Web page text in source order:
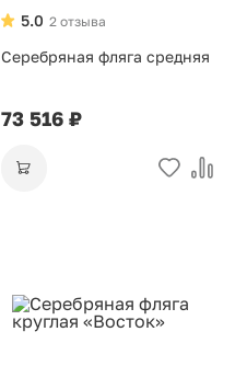
2 отзыва
5.0
Серебряная фляга средняя
73 516 ₽